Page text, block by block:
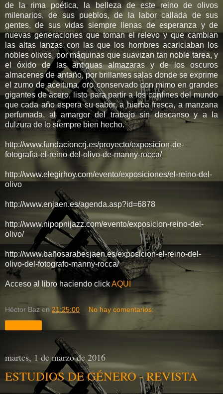
de la rima poética, la belleza de este reino de olivos
milenarios, de sus pueblos, de la labor callada de sus
gentes, de sus vidas siempre llenas de esperanza y de
nuevas generaciones que toman el relevo y que cambian
las altas lanzas con las que los hombres acariciaban los
nobles olivos, por máquinas que suavizan tan noble tarea, y
el óxido de las antiguas almazaras y de los oscuros
almacenes de antaño, por brillantes salas donde se exprime
el zumo de aceituna, oro conservado con mimo en grandes
gigantes de acero, listo para partir a los confines del mundo
que cada año espera su sabor, a hierba fresca, a manzana
perfumada, al amargor del trabajo sin descanso y a la
dulzura de lo siempre bien hecho.
http://www.fundacioncrj.es/proyecto/exposicion-de-
fotografia-el-reino-del-olivo-de-manny-rocca/
http://www.elegirhoy.com/evento/exposiciones/el-reino-del-
olivo
http://www.enjaen.es/agenda.asp?id=6878
http://www.nipopnijazz.com/evento/exposicion-reino-del-
olivo/
http://www.bañosarabesjaen.es/exposicion-el-reino-del-
olivo-del-fotografo-manny-rocca/
Acceso al libro haciendo clickAQUI
Héctor Baz en 21:25:00 No hay comentarios:
martes, 1 de marzo de 2016
ESTUDIOS DE GÉNERO - REVISTA